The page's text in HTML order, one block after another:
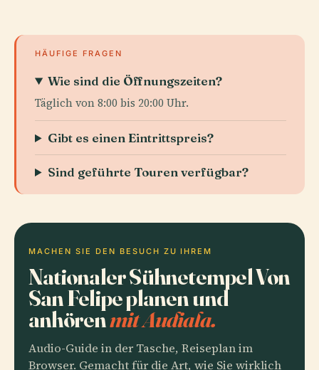
HÄUFIGE FRAGEN
Wie sind die Öffnungszeiten?
Täglich von 8:00 bis 20:00 Uhr.
Gibt es einen Eintrittspreis?
Sind geführte Touren verfügbar?
MACHEN SIE DEN BESUCH ZU IHREM
Nationaler Sühnetempel Von
San Felipe planen und
anhörenmit Audiala.
Audio-Guide in der Tasche, Reiseplan im
Browser. Gemacht für die Art, wie Sie wirklich